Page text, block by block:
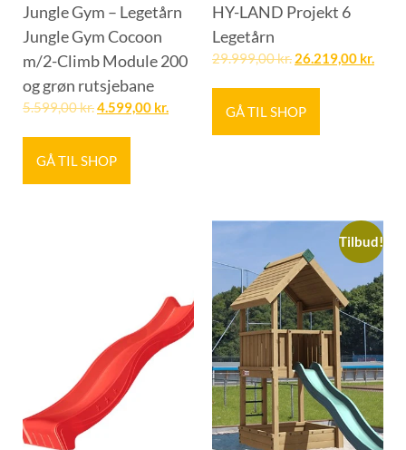
Jungle Gym – Legetårn
Jungle Gym Cocoon
m/2-Climb Module 200
og grøn rutsjebane
5.599,00kr.4.599,00 kr.
GÅ TIL SHOP
HY-LAND Projekt 6
Legetårn
29.999,00kr. 26.219,00 kr.
GÅ TIL SHOP
Tilbud!